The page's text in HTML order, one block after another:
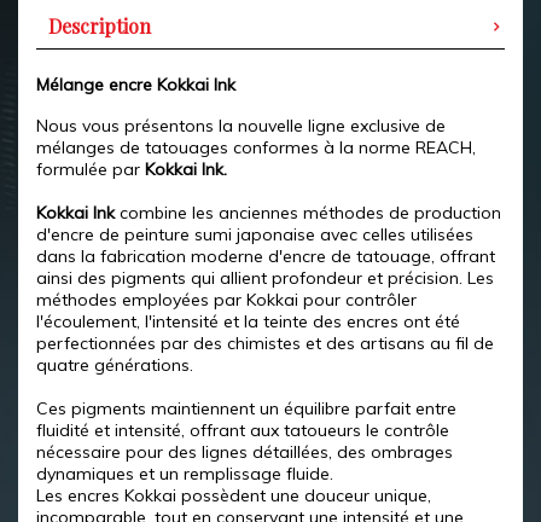
Description
Mélange encre Kokkai Ink
Nous vous présentons la nouvelle ligne exclusive de
mélanges de tatouages conformes à la norme REACH,
formulée par Kokkai Ink.
Kokkai Inkcombine les anciennes méthodes de production
d'encre de peinture sumi japonaise avec celles utilisées
dans la fabrication moderne d'encre de tatouage, offrant
ainsi des pigments qui allient profondeur et précision. Les
méthodes employées par Kokkai pour contrôler
l'écoulement, l'intensité et la teinte des encres ont été
perfectionnées par des chimistes et des artisans au fil de
quatre générations.
Ces pigments maintiennent un équilibre parfait entre
fluidité et intensité, offrant aux tatoueurs le contrôle
nécessaire pour des lignes détaillées, des ombrages
dynamiques et un remplissage fluide.
Les encres Kokkai possèdent une douceur unique,
incomparable, tout en conservant une intensité et une